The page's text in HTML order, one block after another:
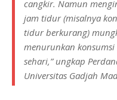
cangkir. Namun
jam tidur (misalnya
tidur berkurang)
menurunkan
sehari,” ungkap
Universitas Gadjah